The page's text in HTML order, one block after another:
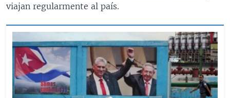
viajan regularmente al país.